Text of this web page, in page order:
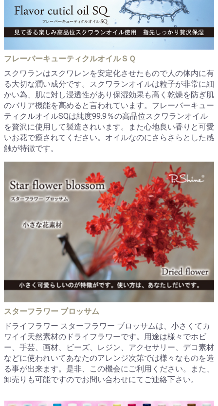
フレーバーキューティクルオイルＳＱ
スクワランはスクワレンを安定化させたもので人の体内に有
る大切な潤い成分です。スクワランオイルは粒子が非常に細
かい為、肌に対し浸透性があり保湿効果も高く乾燥を防ぎ肌
のバリア機能を高めると言われています。フレーバーキュー
ティクルオイルSQは純度99.9％の高品位スクワランオイル
を贅沢に使用して製造されいます。また心地良い香りと可愛
いお花で癒されてください。オイルなのにさらさらとした感
触が特徴です。
スターフラワー ブロッサム
ドライフラワー スターフラワー ブロッサムは、小さくてカ
ワイイ天然素材のドライフラワーです。用途は様々でホビ
ー、手芸、画材、ビーズ、レジン、アクセサリー、デコ素材
などに使われいてあなたのアレンジ次第では様々なものを造
る事が出来ます。是非、この機会にご利用ください。また、
卸売りも可能ですのでお問い合わせにてご連絡下さい。